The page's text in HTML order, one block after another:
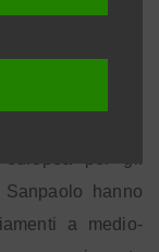
hanno
a medio-